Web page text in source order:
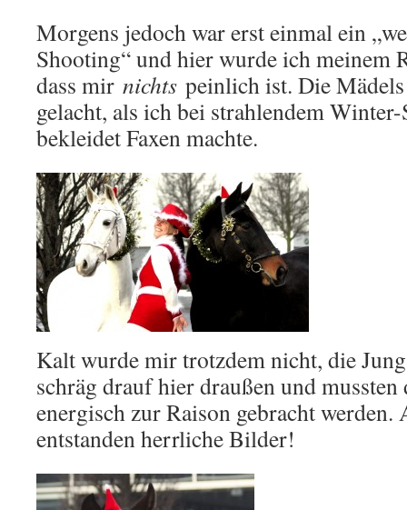
Morgens jedoch war erst einmal ein
Shooting“ und hier wurde ich meinem
dass mir nichts peinlich ist. Die
gelacht, als ich bei strahlendem
bekleidet Faxen machte.
Kalt wurde mir trotzdem nicht, die
schräg drauf hier draußen und
energisch zur Raison gebracht werden.
entstanden herrliche Bilder!